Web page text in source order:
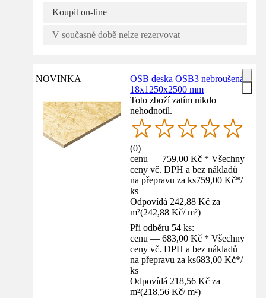
Koupit on-line
V současné době nelze rezervovat
NOVINKA
OSB deska OSB3 nebroušená
18x1250x2500 mm
Toto zboží zatím nikdo
nehodnotil.
(0)
cenu — 759,00 Kč * Všechny
ceny vč. DPH a bez nákladů
na přepravu za ks759,00 Kč*/
ks
Odpovídá 242,88 Kč za
m²(242,88 Kč/ m²)
Při odběru 54 ks:
cenu — 683,00 Kč * Všechny
ceny vč. DPH a bez nákladů
na přepravu za ks683,00 Kč*/
ks
Odpovídá 218,56 Kč za
m²(218,56 Kč/ m²)